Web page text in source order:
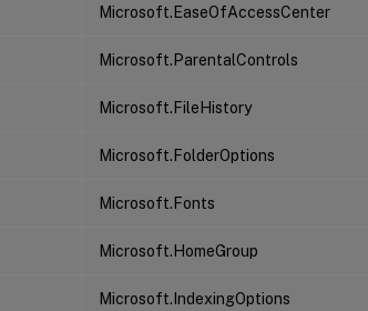
Microsoft.EaseOfAccessCenter
Microsoft.ParentalControls
Microsoft.FileHistory
Microsoft.FolderOptions
Microsoft.Fonts
Microsoft.HomeGroup
Microsoft.IndexingOptions